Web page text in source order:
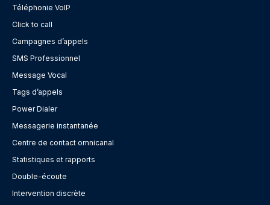
Téléphonie VoIP
Click to call
Campagnes d’appels
SMS Professionnel
Message Vocal
Tags d’appels
Power Dialer
Messagerie instantanée
Centre de contact omnicanal
Statistiques et rapports
Double-écoute
Intervention discrète